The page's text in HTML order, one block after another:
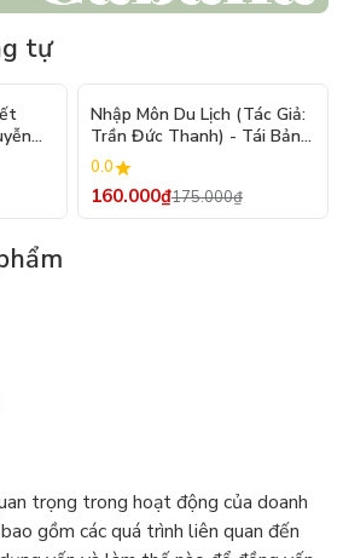
tự
- 9%
Nhập Môn Du Lịch (Tác Giả:
Trần Đức Thanh) - Tái Bản
2026
0.0
160.000₫175.000₫
trọng trong hoạt động của doanh
gồm các quá trình liên quan đến